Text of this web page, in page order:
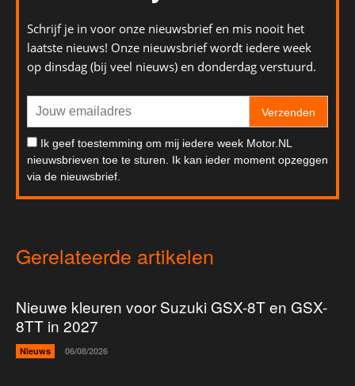
Schrijf je in voor onze nieuwsbrief en mis nooit het
laatste nieuws! Onze nieuwsbrief wordt iedere week
op dinsdag (bij veel nieuws) en donderdag verstuurd.
Verzenden
Ik geef toestemming om mij iedere week Motor.NL
nieuwsbrieven toe te sturen. Ik kan ieder moment opzeggen
via de nieuwsbrief.
Gerelateerde artikelen
Nieuwe kleuren voor Suzuki GSX-8T en GSX-
8TT in 2027
Nieuws 06/08/2026